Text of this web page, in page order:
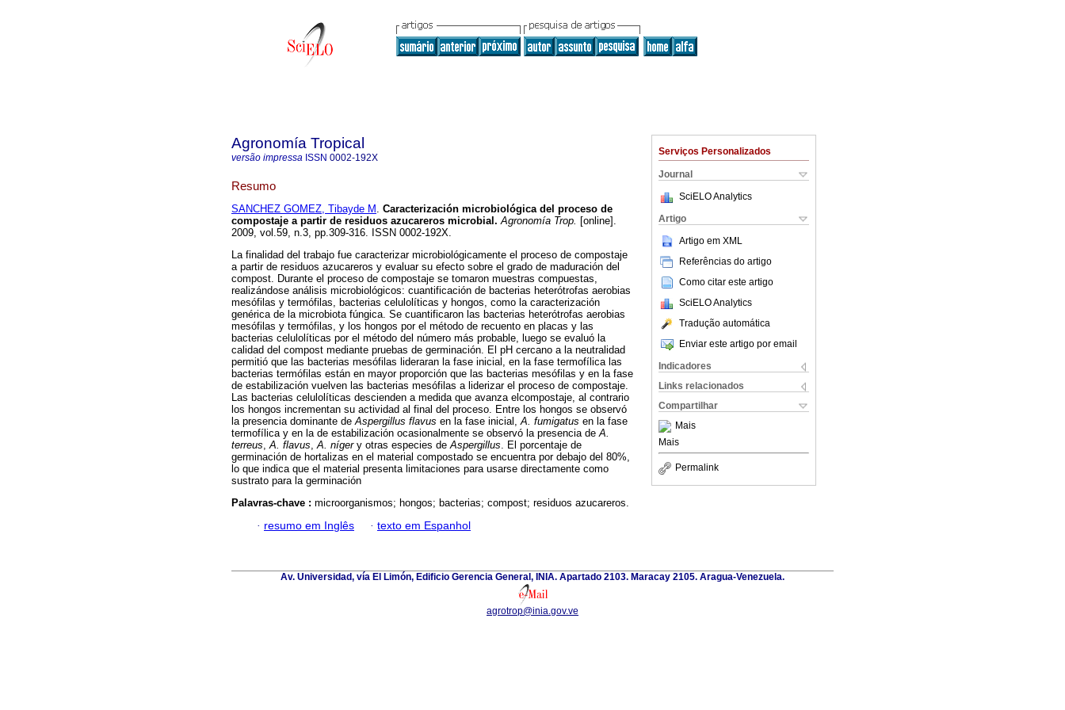
Serviços Personalizados
Journal
SciELO Analytics
Artigo
Artigo em XML
Referências do artigo
Como citar este artigo
SciELO Analytics
Tradução automática
Enviar este artigo por email
Indicadores
Links relacionados
Compartilhar
Mais
Mais
Permalink
Agronomía Tropical
versão impressa ISSN 0002-192X
Resumo
SANCHEZ GOMEZ, Tibayde M . Caracterización microbiológica del proceso de
compostaje a partir de residuos azucareros microbial . Agronomía Trop. [online].
2009, vol.59, n.3, pp.309-316. ISSN 0002-192X.
La finalidad del trabajo fue caracterizar microbiológicamente el proceso de compostaje
a partir de residuos azucareros y evaluar su efecto sobre el grado de maduración del
compost. Durante el proceso de compostaje se tomaron muestras compuestas,
realizándose análisis microbiológicos: cuantificación de bacterias heterótrofas aerobias
mesófilas y termófilas, bacterias celulolíticas y hongos, como la caracterización
genérica de la microbiota fúngica. Se cuantificaron las bacterias heterótrofas aerobias
mesófilas y termófilas, y los hongos por el método de recuento en placas y las
bacterias celulolíticas por el método del número más probable, luego se evaluó la
calidad del compost mediante pruebas de germinación. El pH cercano a la neutralidad
permitió que las bacterias mesófilas lideraran la fase inicial, en la fase termofílica las
bacterias termófilas están en mayor proporción que las bacterias mesófilas y en la fase
de estabilización vuelven las bacterias mesófilas a liderizar el proceso de compostaje.
Las bacterias celulolíticas descienden a medida que avanza elcompostaje, al contrario
los hongos incrementan su actividad al final del proceso. Entre los hongos se observó
la presencia dominante deAspergillus flavus en la fase inicial,A. fumigatus en la fase
termofílica y en la de estabilización ocasionalmente se observó la presencia deA.
terreus,A. flavus,A. níger y otras especies deAspergillus. El porcentaje de
germinación de hortalizas en el material compostado se encuentra por debajo del 80%,
lo que indica que el material presenta limitaciones para usarse directamente como
sustrato para la germinación
Palavras-chave : microorganismos; hongos; bacterias; compost; residuos azucareros.
· resumo em Inglês · texto em Espanhol
Av. Universidad, vía El Limón, Edificio Gerencia General, INIA. Apartado 2103. Maracay 2105. Aragua-Venezuela.
agrotrop@inia.gov.ve